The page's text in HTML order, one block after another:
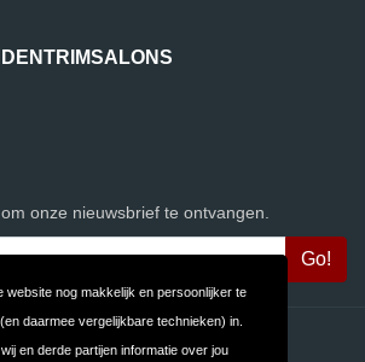
website nog makkelijk en persoonlijker te
daarmee vergelijkbare technieken) in.
en derde partijen informatie over jou
onze nieuwsbrief te ontvangen.
Privacy